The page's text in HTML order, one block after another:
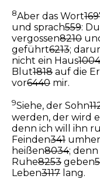
8Aber das Wort
und sprach559:
vergossen8210
geführt6213;
nicht ein Haus1004
Blut1818 auf die
vor6440 mir.
9Siehe, der Sohn
werden, der wird
denn ich will ihn
Feinden341 umher
heißen8034;
Ruhe8253 geben
Leben3117 lang.